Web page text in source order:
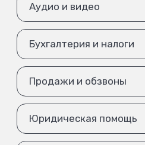
Аудио и видео
Бухгалтерия и налоги
Продажи и обзвоны
Юридическая помощь